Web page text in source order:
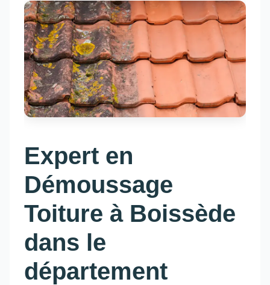
Expert en
Démoussage
Toiture à Boissède
dans le
département